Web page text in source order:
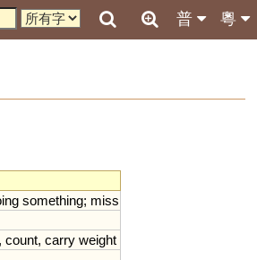
粵
普
something; miss
, count, carry weight